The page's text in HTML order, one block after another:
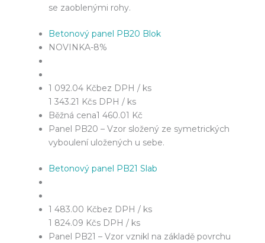
se zaoblenými rohy.
Betonový panel PB20 Blok
NOVINKA-8%
1 092.04 Kčbez DPH / ks
1 343.21 Kčs DPH / ks
Běžná cena1 460.01 Kč
Panel PB20 – Vzor složený ze symetrických
vyboulení uložených u sebe.
Betonový panel PB21 Slab
1 483.00 Kčbez DPH / ks
1 824.09 Kčs DPH / ks
Panel PB21 – Vzor vznikl na základě povrchu